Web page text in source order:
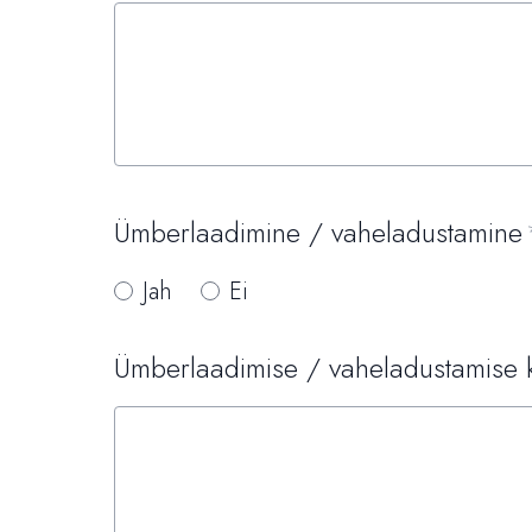
Ümberlaadimine / vaheladustamine
Jah Ei
Ümberlaadimise / vaheladustamise